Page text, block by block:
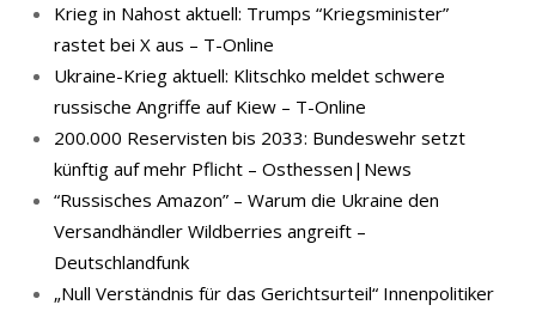
Krieg in Nahost aktuell: Trumps “Kriegsminister”
rastet bei X aus – T-Online
Ukraine-Krieg aktuell: Klitschko meldet schwere
russische Angriffe auf Kiew – T-Online
200.000 Reservisten bis 2033: Bundeswehr setzt
künftig auf mehr Pflicht – Osthessen|News
“Russisches Amazon” – Warum die Ukraine den
Versandhändler Wildberries angreift –
Deutschlandfunk
„Null Verständnis für das Gerichtsurteil“ Innenpolitiker